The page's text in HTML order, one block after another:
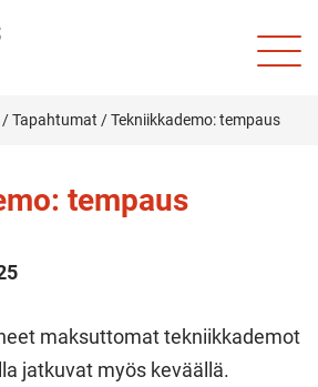
/Tapahtumat /Tekniikkademo: tempaus
tempaus
maksuttomat tekniikkademot
jatkuvat myös keväällä.